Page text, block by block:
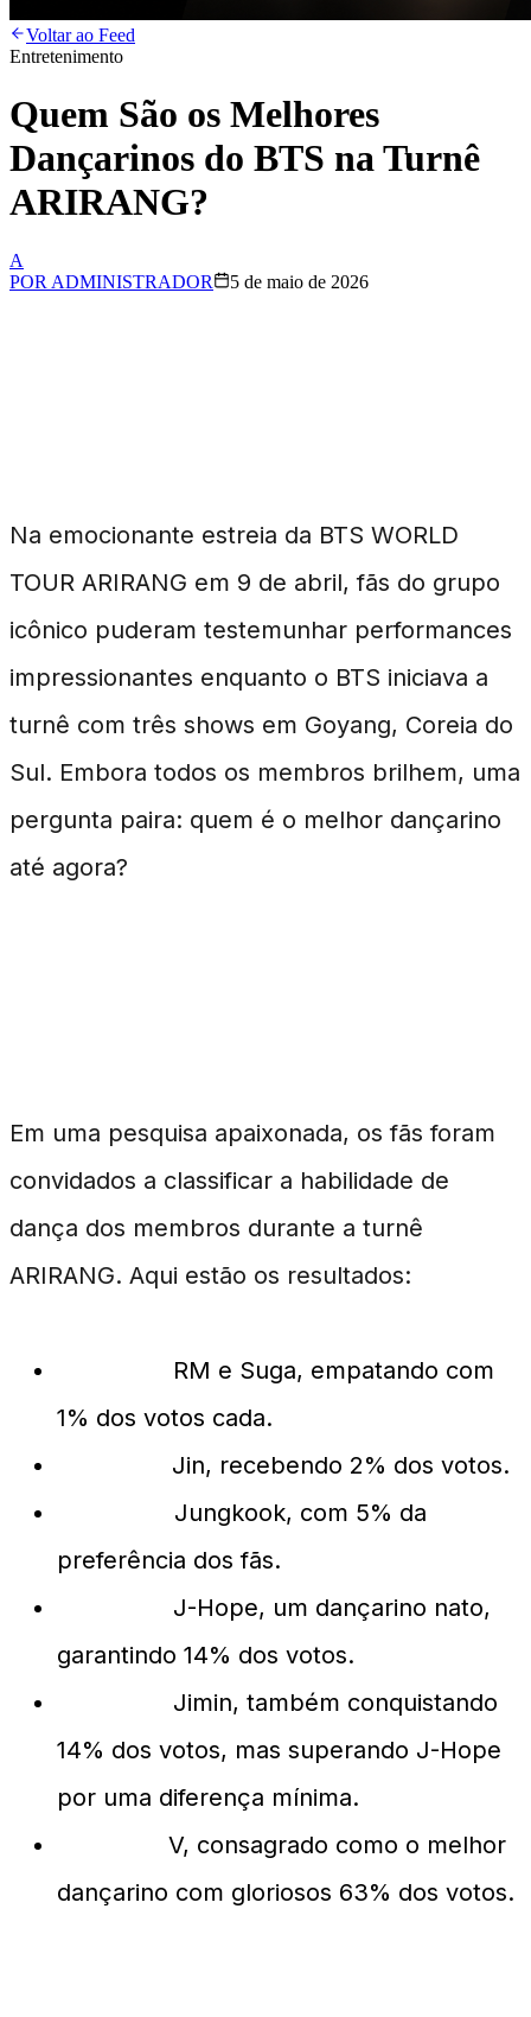
Voltar ao Feed
Entretenimento
Quem São os Melhores
Dançarinos do BTS na Turnê
ARIRANG?
A
POR ADMINISTRADOR 5 de maio de 2026
Na emocionante estreia da BTS WORLD
TOUR ARIRANG em 9 de abril, fãs do grupo
icônico puderam testemunhar performances
impressionantes enquanto o BTS iniciava a
turnê com três shows em Goyang, Coreia do
Sul. Embora todos os membros brilhem, uma
pergunta paira: quem é o melhor dançarino
até agora?
Em uma pesquisa apaixonada, os fãs foram
convidados a classificar a habilidade de
dança dos membros durante a turnê
ARIRANG. Aqui estão os resultados:
RM e Suga, empatando com
1% dos votos cada.
Jin, recebendo 2% dos votos.
Jungkook, com 5% da
preferência dos fãs.
J-Hope, um dançarino nato,
garantindo 14% dos votos.
Jimin, também conquistando
14% dos votos, mas superando J-Hope
por uma diferença mínima.
V, consagrado como o melhor
dançarino com gloriosos 63% dos votos.